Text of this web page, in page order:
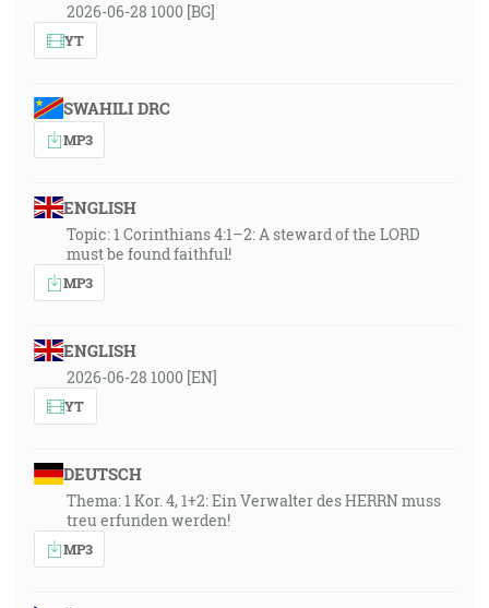
2026-06-28 1000 [BG]
YT
SWAHILI DRC
MP3
ENGLISH
Topic: 1 Corinthians 4:1–2: A steward of the LORD
must be found faithful!
MP3
ENGLISH
2026-06-28 1000 [EN]
YT
DEUTSCH
Thema: 1 Kor. 4, 1+2: Ein Verwalter des HERRN muss
treu erfunden werden!
MP3